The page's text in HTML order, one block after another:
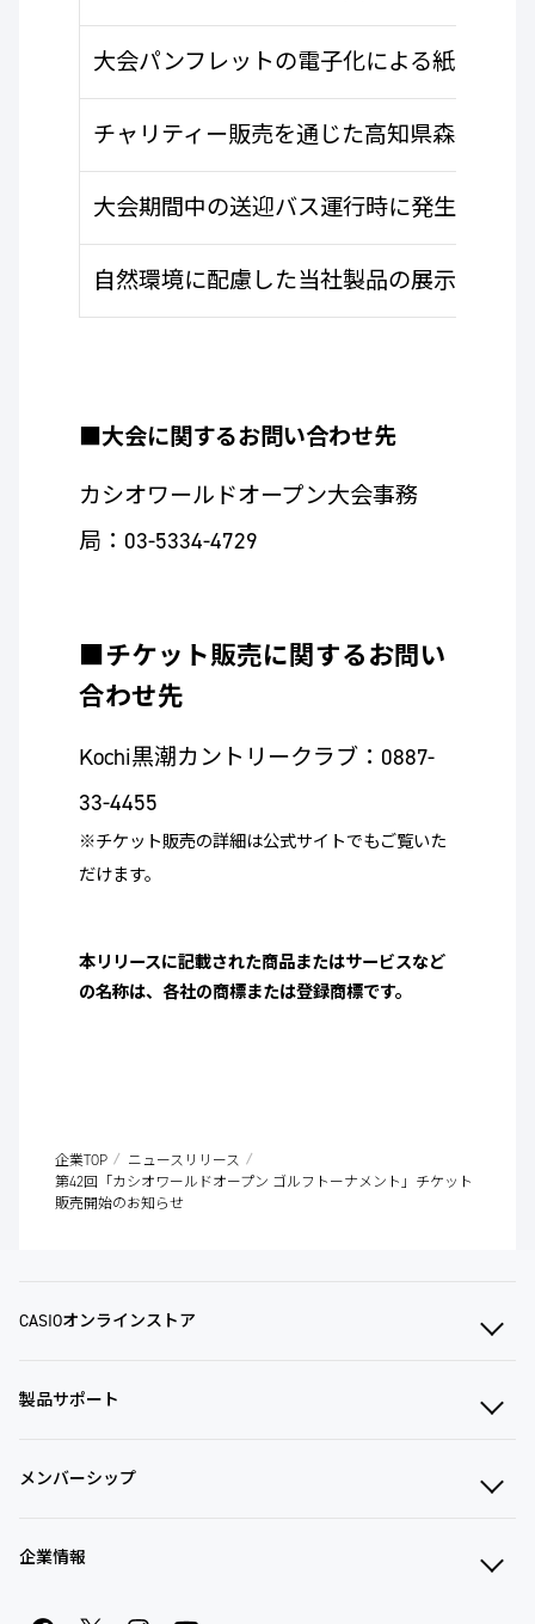
大会パンフレットの電子化による紙の削減
チャリティー販売を通じた高知県森林環境
大会期間中の送迎バス運行時に発生する排
自然環境に配慮した当社製品の展示など
■大会に関するお問い合わせ先
カシオワールドオープン大会事務
局：03-5334-4729
■チケット販売に関するお問い
合わせ先
Kochi黒潮カントリークラブ：0887-
33-4455
※チケット販売の詳細は公式サイトでもご覧いた
だけます。
本リリースに記載された商品またはサービスなど
の名称は、各社の商標または登録商標です。
企業TOP
ニュースリリース
第42回「カシオワールドオープン ゴルフトーナメント」チケット
販売開始のお知らせ
CASIOオンラインストア
製品サポート
メンバーシップ
企業情報